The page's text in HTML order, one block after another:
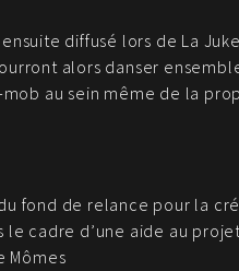
diffusé lors de La
alors danser
au sein même de la
du fond de relance pour la
le cadre d’une aide au
Mômes